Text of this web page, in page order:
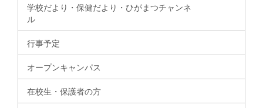
学校だより・保健だより・ひがまつチャンネ
ル
行事予定
オープンキャンパス
在校生・保護者の方